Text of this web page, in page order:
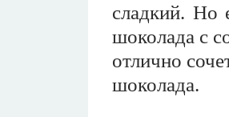
сладкий. Но
шоколада с
отлично
шоколада.